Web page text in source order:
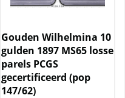
Gouden Wilhelmina 10
gulden 1897 MS65 losse
parels PCGS
gecertificeerd (pop
147/62)